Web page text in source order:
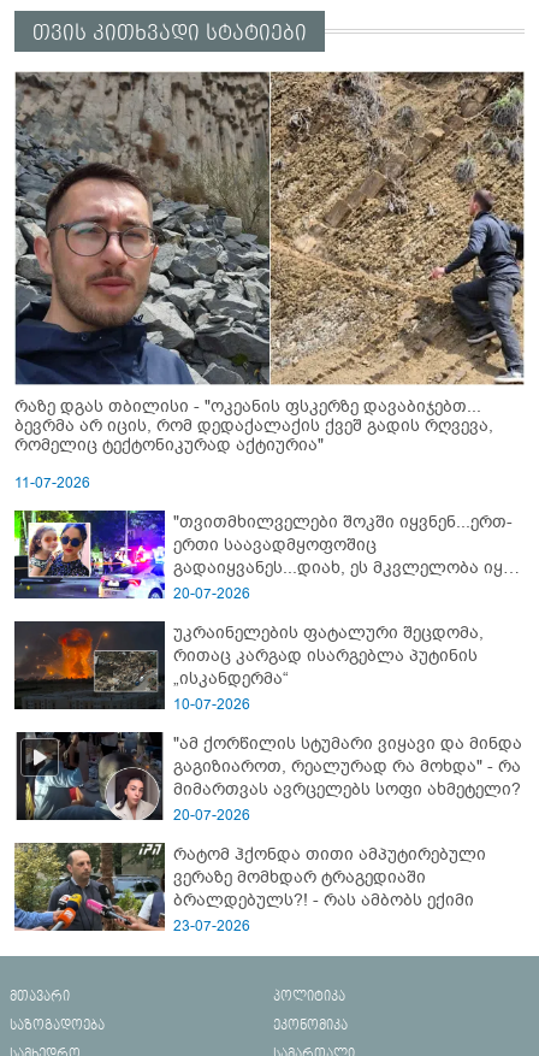
თვის კითხვადი სტატიები
რაზე დგას თბილისი - "ოკეანის ფსკერზე დავაბიჯებთ...
ბევრმა არ იცის, რომ დედაქალაქის ქვეშ გადის რღვევა,
რომელიც ტექტონიკურად აქტიურია"
11-07-2026
"თვითმხილველები შოკში იყვნენ...ერთ-
ერთი საავადმყოფოშიც
გადაიყვანეს...დიახ, ეს მკვლელობა იყო"
- გორში დატრიალებული ტრაგედიის
20-07-2026
უკრაინელების ფატალური შეცდომა,
რითაც კარგად ისარგებლა პუტინის
„ისკანდერმა“
10-07-2026
"ამ ქორწილის სტუმარი ვიყავი და მინდა
გაგიზიაროთ, რეალურად რა მოხდა" - რა
მიმართვას ავრცელებს სოფი ახმეტელი?
20-07-2026
რატომ ჰქონდა თითი ამპუტირებული
ვერაზე მომხდარ ტრაგედიაში
ბრალდებულს?! - რას ამბობს ექიმი
23-07-2026
მთავარი
პოლიტიკა
საზოგადოება
ეკონომიკა